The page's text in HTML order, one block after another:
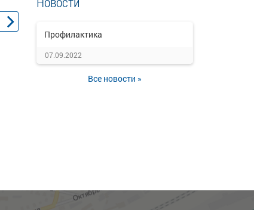
Профилактика
07.09.2022
Все новости »